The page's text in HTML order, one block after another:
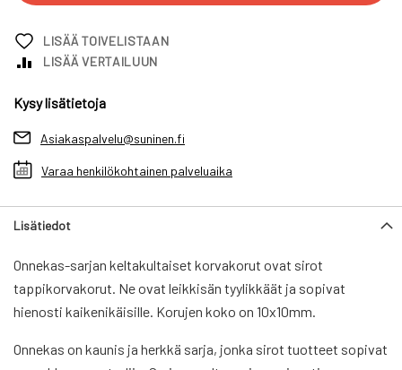
LISÄÄ TOIVELISTAAN
LISÄÄ VERTAILUUN
Kysy lisätietoja
Asiakaspalvelu@suninen.fi
Varaa henkilökohtainen palveluaika
Lisätiedot
Onnekas-sarjan keltakultaiset korvakorut ovat sirot
tappikorvakorut. Ne ovat leikkisän tyylikkäät ja sopivat
hienosti kaikenikäisille. Korujen koko on 10x10mm.
Onnekas on kaunis ja herkkä sarja, jonka sirot tuotteet sopivat